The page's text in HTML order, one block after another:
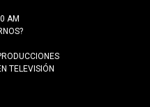
AM
TELEVISIÓN